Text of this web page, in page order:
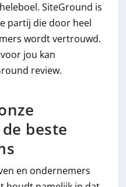
SiteGround is
partij die door heel
wordt vertrouwd.
jou kan
review.
beste
en ondernemers